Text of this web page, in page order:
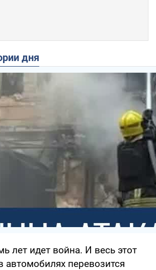
дня
лет идет война. И весь этот
автомобилях перевозится